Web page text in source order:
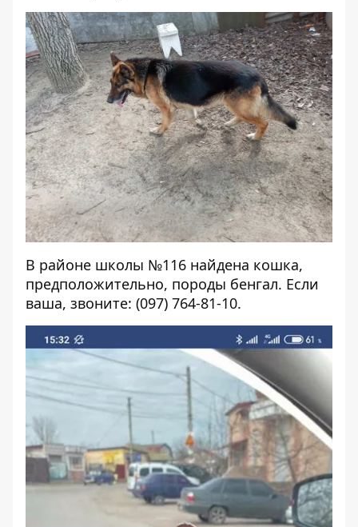
В районе школы №116 найдена кошка,
предположительно, породы бенгал. Если
ваша, звоните: (097) 764-81-10.